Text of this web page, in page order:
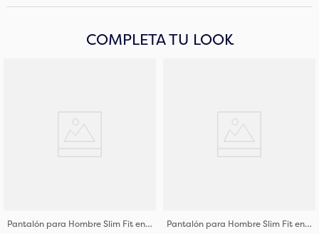
COMPLETA TU LOOK
Pantalón para Hombre Slim Fit en Poliéster con Bota Justa Pantalón para Hombre Slim Fit en Poliéster con Bota Justa